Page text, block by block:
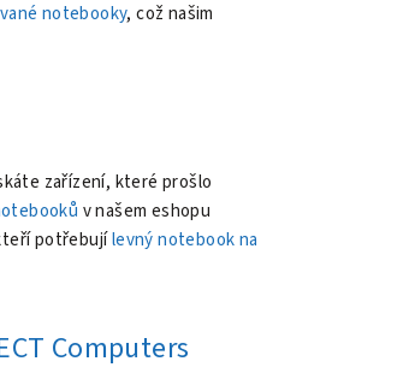
notebooky, což našim
zařízení, které prošlo
v našem eshopu
potřebujílevný notebook na
Computers